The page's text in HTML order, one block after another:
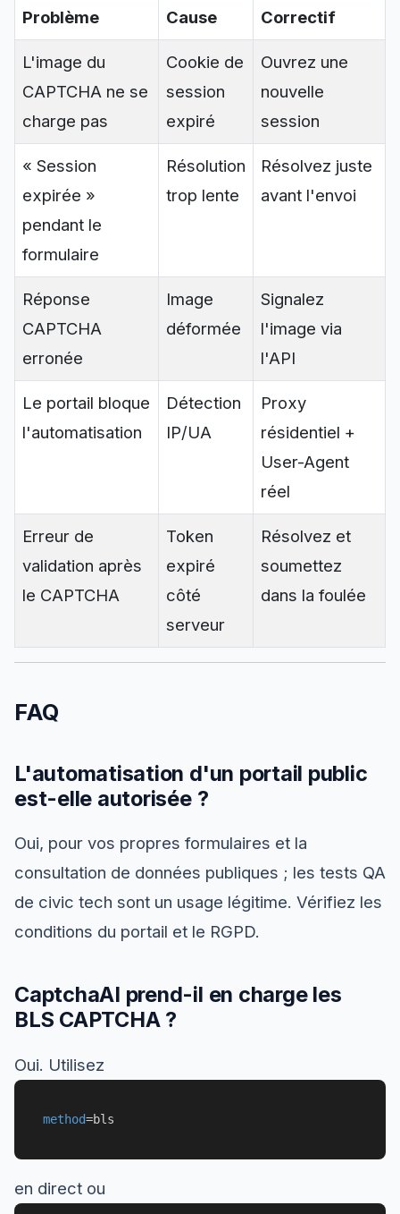
Problème Cause Correctif
L'image du
CAPTCHA ne se
charge pas
Cookie de
session
expiré
Ouvrez une
nouvelle
session
« Session
expirée »
pendant le
formulaire
Résolution
trop lente
Résolvez juste
avant l'envoi
Réponse
CAPTCHA
erronée
Image
déformée
Signalez
l'image via
l'API
Le portail bloque
l'automatisation
Détection
IP/UA
Proxy
résidentiel +
User-Agent
réel
Erreur de
validation après
le CAPTCHA
Token
expiré
côté
serveur
Résolvez et
soumettez
dans la foulée
FAQ
L'automatisation d'un portail public
est-elle autorisée ?
Oui, pour vos propres formulaires et la
consultation de données publiques ; les tests QA
de civic tech sont un usage légitime. Vérifiez les
conditions du portail et le RGPD.
CaptchaAI prend-il en charge les
BLS CAPTCHA ?
Oui. Utilisez
method=bls
en direct ou